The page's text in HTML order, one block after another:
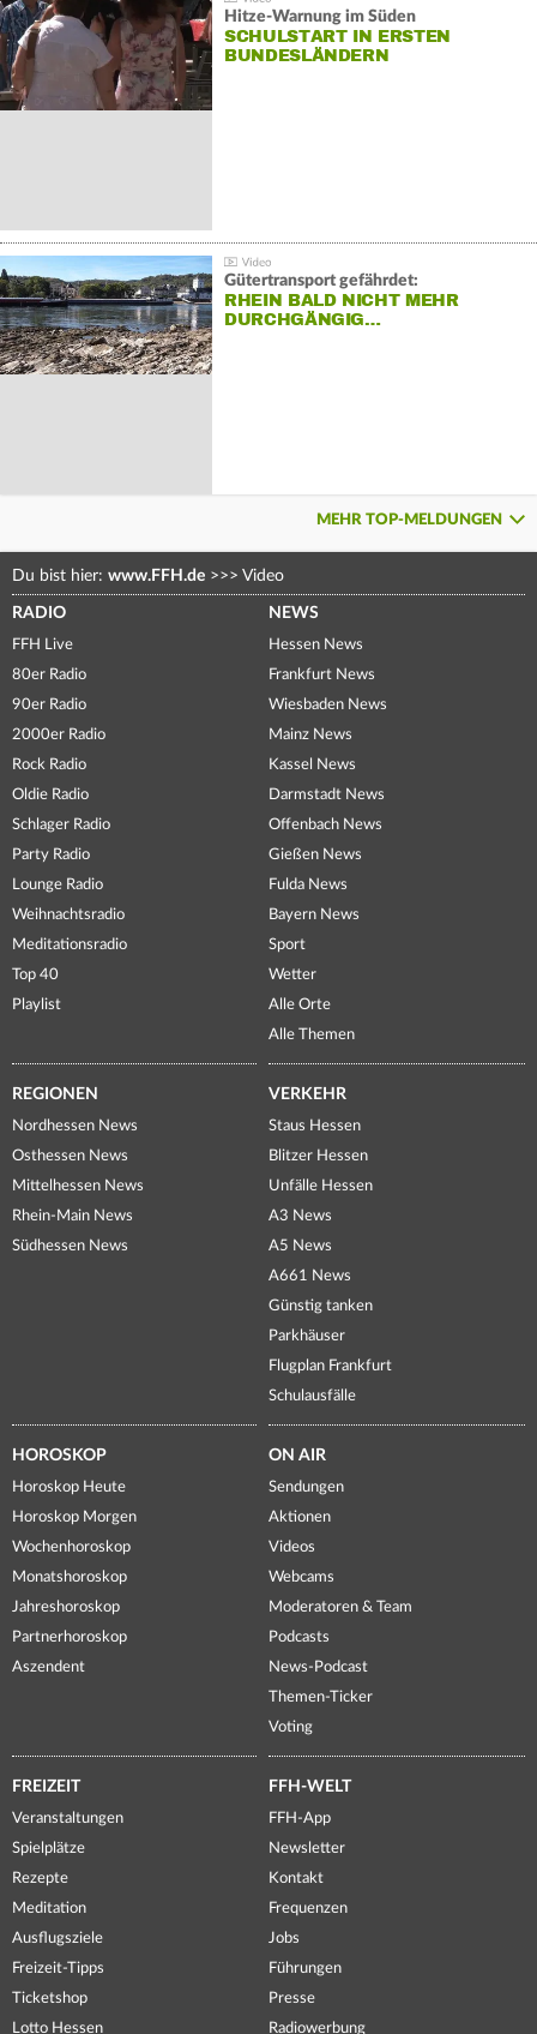
Hitze-Warnung im Süden
SCHULSTART IN ERSTEN
BUNDESLÄNDERN
Gütertransport gefährdet:
RHEIN BALD NICHT MEHR
DURCHGÄNGIG…
MEHR TOP-MELDUNGEN
Du bist hier: www.FFH.de >>> Video
RADIO
FFH Live
80er Radio
90er Radio
2000er Radio
Rock Radio
Oldie Radio
Schlager Radio
Party Radio
Lounge Radio
Weihnachtsradio
Meditationsradio
Top 40
Playlist
NEWS
Hessen News
Frankfurt News
Wiesbaden News
Mainz News
Kassel News
Darmstadt News
Offenbach News
Gießen News
Fulda News
Bayern News
Sport
Wetter
Alle Orte
Alle Themen
REGIONEN
Nordhessen News
Osthessen News
Mittelhessen News
Rhein-Main News
Südhessen News
VERKEHR
Staus Hessen
Blitzer Hessen
Unfälle Hessen
A3 News
A5 News
A661 News
Günstig tanken
Parkhäuser
Flugplan Frankfurt
Schulausfälle
HOROSKOP
Horoskop Heute
Horoskop Morgen
Wochenhoroskop
Monatshoroskop
Jahreshoroskop
Partnerhoroskop
Aszendent
ON AIR
Sendungen
Aktionen
Videos
Webcams
Moderatoren & Team
Podcasts
News-Podcast
Themen-Ticker
Voting
FREIZEIT
Veranstaltungen
Spielplätze
Rezepte
Meditation
Ausflugsziele
Freizeit-Tipps
Ticketshop
Lotto Hessen
FFH-WELT
FFH-App
Newsletter
Kontakt
Frequenzen
Jobs
Führungen
Presse
Radiowerbung